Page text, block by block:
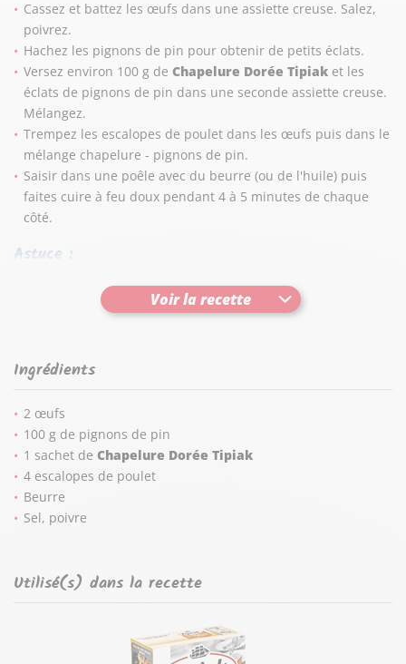
Cassez et battez les œufs dans une assiette creuse. Salez,
poivrez.
Hachez les pignons de pin pour obtenir de petits éclats.
Versez environ 100 g deChapelure Dorée Tipiak et les
éclats de pignons de pin dans une seconde assiette creuse.
Mélangez.
Trempez les escalopes de poulet dans les œufs puis dans le
mélange chapelure - pignons de pin.
Saisir dans une poêle avec du beurre (ou de l'huile) puis
faites cuire à feu doux pendant 4 à 5 minutes de chaque
côté.
Astuce :
Pour plus d'originalité, vous pouvez mélanger la
Dorée Tipiak
avec des herbes ou des épices.
Voir la recette
Ingrédients
2 œufs
100 g de pignons de pin
1 sachet deChapelure Dorée Tipiak
4 escalopes de poulet
Beurre
Sel, poivre
Utilisé(s) dans la recette